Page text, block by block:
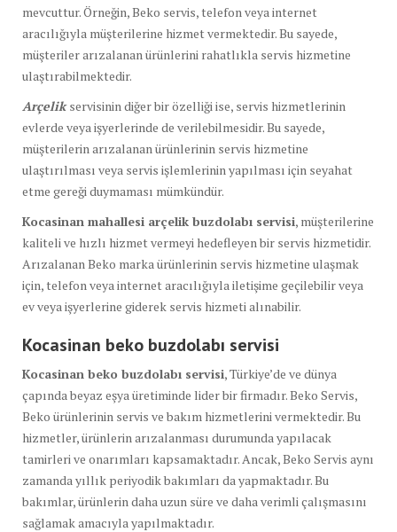
mevcuttur. Örneğin, Beko servis, telefon veya internet
aracılığıyla müşterilerine hizmet vermektedir. Bu sayede,
müşteriler arızalanan ürünlerini rahatlıkla servis hizmetine
ulaştırabilmektedir.
Arçelikservisinin diğer bir özelliği ise, servis hizmetlerinin
evlerde veya işyerlerinde de verilebilmesidir. Bu sayede,
müşterilerin arızalanan ürünlerinin servis hizmetine
ulaştırılması veya servis işlemlerinin yapılması için seyahat
etme gereği duymaması mümkündür.
Kocasinan mahallesi arçelik buzdolabı servisi, müşterilerine
kaliteli ve hızlı hizmet vermeyi hedefleyen bir servis hizmetidir.
Arızalanan Beko marka ürünlerinin servis hizmetine ulaşmak
için, telefon veya internet aracılığıyla iletişime geçilebilir veya
ev veya işyerlerine giderek servis hizmeti alınabilir.
Kocasinan beko buzdolabı servisi
Kocasinan beko buzdolabı servisi, Türkiye’de ve dünya
çapında beyaz eşya üretiminde lider bir firmadır. Beko Servis,
Beko ürünlerinin servis ve bakım hizmetlerini vermektedir. Bu
hizmetler, ürünlerin arızalanması durumunda yapılacak
tamirleri ve onarımları kapsamaktadır. Ancak, Beko Servis aynı
zamanda yıllık periyodik bakımları da yapmaktadır. Bu
bakımlar, ürünlerin daha uzun süre ve daha verimli çalışmasını
sağlamak amacıyla yapılmaktadır.